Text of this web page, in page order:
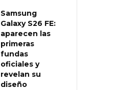
Samsung
Galaxy S26 FE:
aparecen las
primeras
fundas
oficiales y
revelan su
diseño